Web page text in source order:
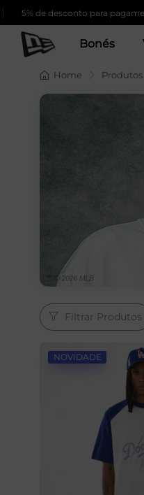
desconto para pagamento via Pix
Bonés
Home Produtos
Filtrar Produtos
NOVIDADE